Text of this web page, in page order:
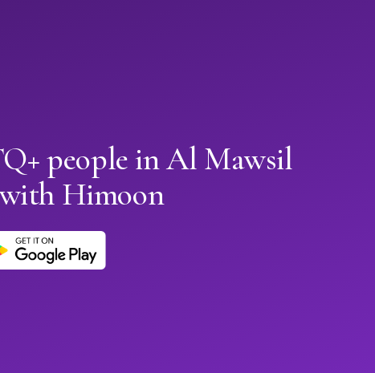
people in Al Mawsil
Himoon